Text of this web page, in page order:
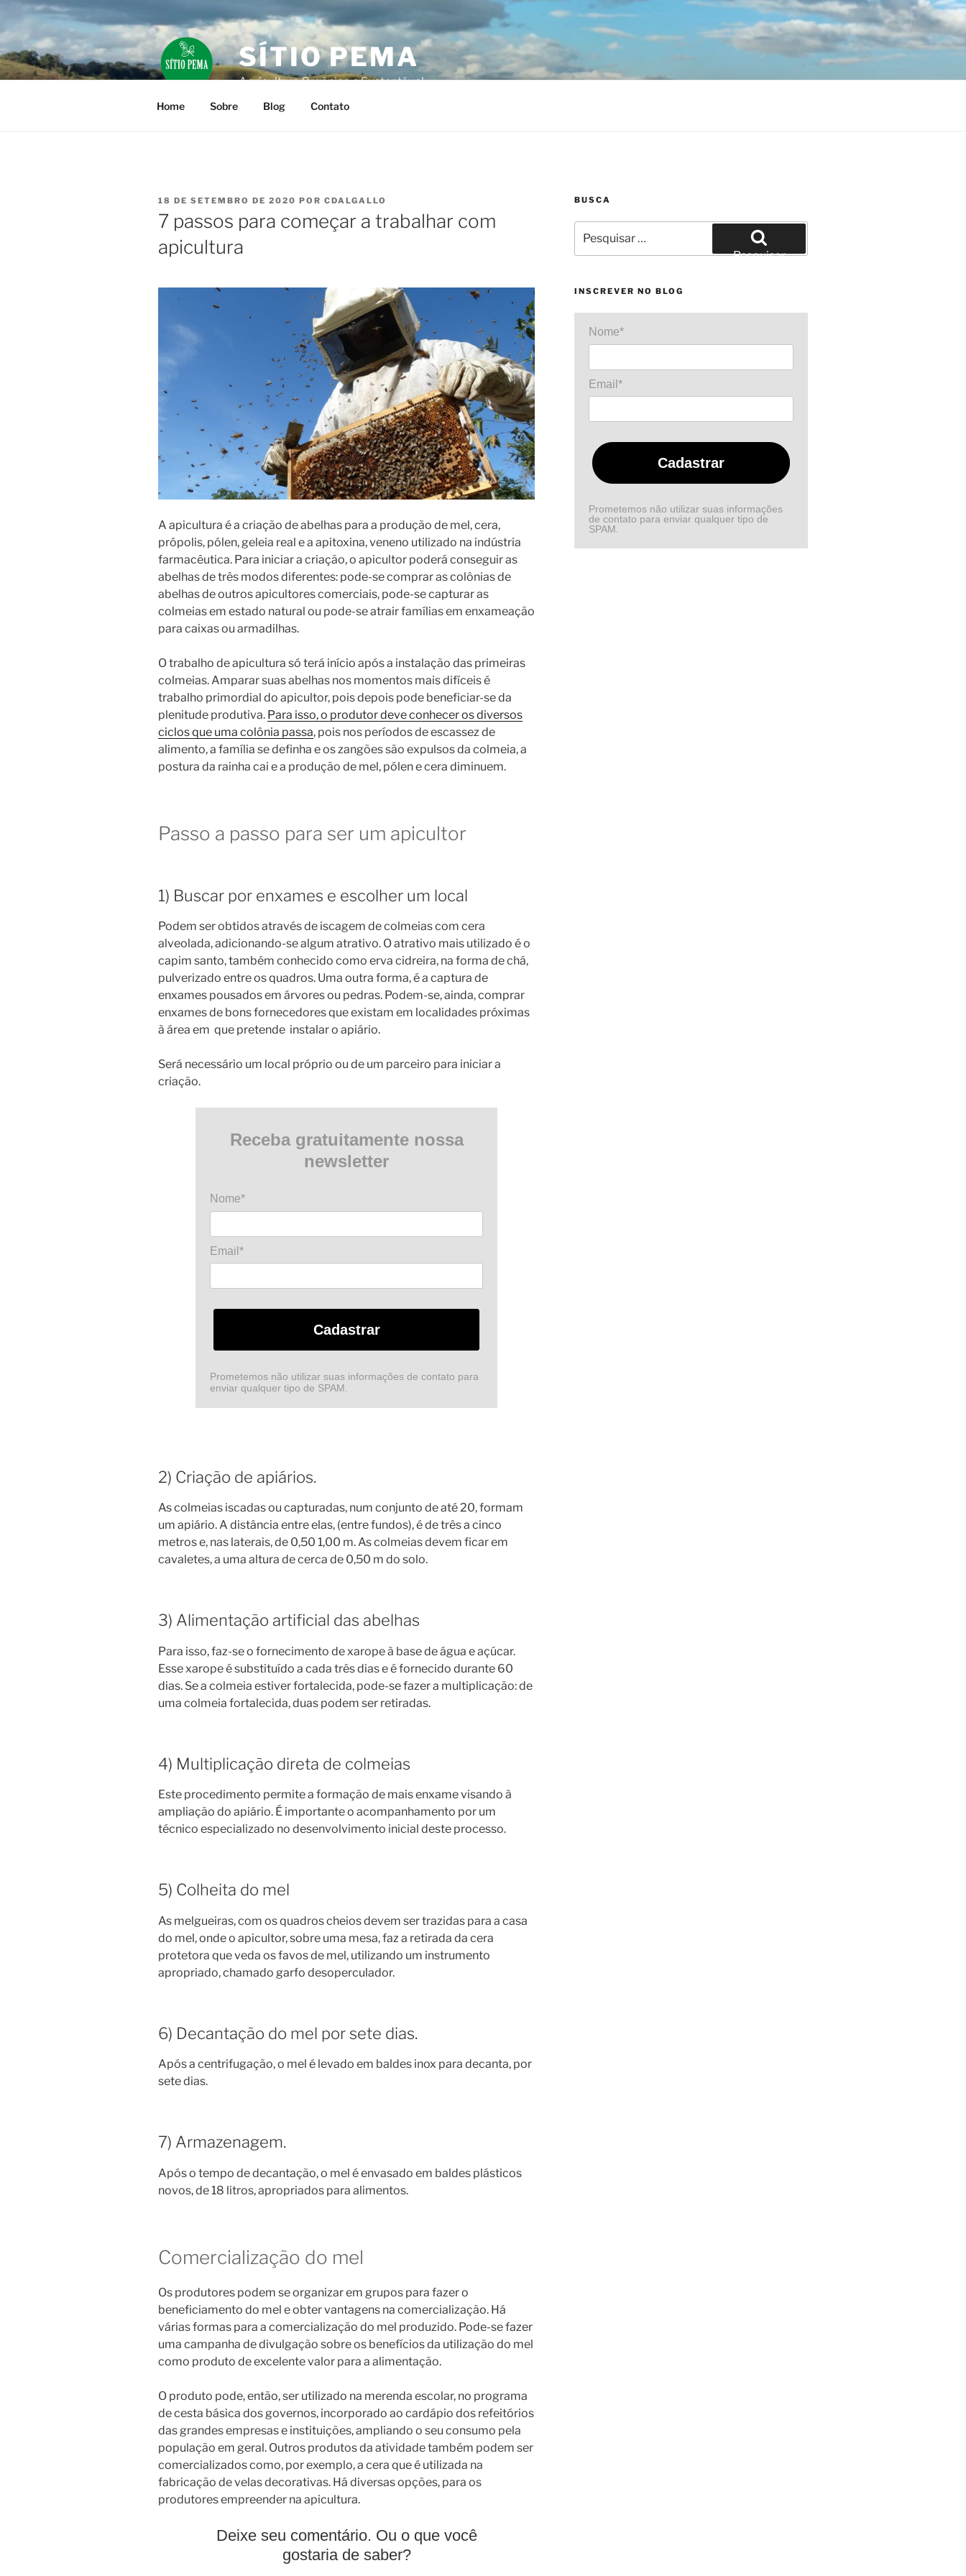
Pular
o
conteúdo
SÍTIO PEMA
Agricultura Orgânica e Sustentável
Home Sobre Blog Contato
PUBLICADO
EM
18 DE SETEMBRO DE 2020 POR CDALGALLO
7 passos para começar a trabalhar com
apicultura
A apicultura é a criação de abelhas para a produção de mel, cera,
própolis, pólen, geleia real e a apitoxina, veneno utilizado na indústria
farmacêutica. Para iniciar a criação, o apicultor poderá conseguir as
abelhas de três modos diferentes: pode-se comprar as colônias de
abelhas de outros apicultores comerciais, pode-se capturar as
colmeias em estado natural ou pode-se atrair famílias em enxameação
para caixas ou armadilhas.
O trabalho de apicultura só terá início após a instalação das primeiras
colmeias. Amparar suas abelhas nos momentos mais difíceis é
trabalho primordial do apicultor, pois depois pode beneficiar-se da
plenitude produtiva. Para isso, o produtor deve conhecer os diversos
ciclos que uma colônia passa, pois nos períodos de escassez de
alimento, a família se definha e os zangões são expulsos da colmeia, a
postura da rainha cai e a produção de mel, pólen e cera diminuem.
Passo a passo para ser um apicultor
1) Buscar por enxames e escolher um local
Podem ser obtidos através de iscagem de colmeias com cera
alveolada, adicionando-se algum atrativo. O atrativo mais utilizado é o
capim santo, também conhecido como erva cidreira, na forma de chá,
pulverizado entre os quadros. Uma outra forma, é a captura de
enxames pousados em árvores ou pedras. Podem-se, ainda, comprar
enxames de bons fornecedores que existam em localidades próximas
à área em que pretende instalar o apiário.
Será necessário um local próprio ou de um parceiro para iniciar a
criação.
Receba gratuitamente nossa
newsletter
Nome*
Email*
Cadastrar
Prometemos não utilizar suas informações de contato para
enviar qualquer tipo de SPAM.
2) Criação de apiários.
As colmeias iscadas ou capturadas, num conjunto de até 20, formam
um apiário. A distância entre elas, (entre fundos), é de três a cinco
metros e, nas laterais, de 0,50 1,00 m. As colmeias devem ficar em
cavaletes, a uma altura de cerca de 0,50 m do solo.
3) Alimentação artificial das abelhas
Para isso, faz-se o fornecimento de xarope à base de água e açúcar.
Esse xarope é substituído a cada três dias e é fornecido durante 60
dias. Se a colmeia estiver fortalecida, pode-se fazer a multiplicação: de
uma colmeia fortalecida, duas podem ser retiradas.
4) Multiplicação direta de colmeias
Este procedimento permite a formação de mais enxame visando à
ampliação do apiário. É importante o acompanhamento por um
técnico especializado no desenvolvimento inicial deste processo.
5) Colheita do mel
As melgueiras, com os quadros cheios devem ser trazidas para a casa
do mel, onde o apicultor, sobre uma mesa, faz a retirada da cera
protetora que veda os favos de mel, utilizando um instrumento
apropriado, chamado garfo desoperculador.
6) Decantação do mel por sete dias.
Após a centrifugação, o mel é levado em baldes inox para decanta, por
sete dias.
7) Armazenagem.
Após o tempo de decantação, o mel é envasado em baldes plásticos
novos, de 18 litros, apropriados para alimentos.
Comercialização do mel
Os produtores podem se organizar em grupos para fazer o
beneficiamento do mel e obter vantagens na comercialização. Há
várias formas para a comercialização do mel produzido. Pode-se fazer
uma campanha de divulgação sobre os benefícios da utilização do mel
como produto de excelente valor para a alimentação.
O produto pode, então, ser utilizado na merenda escolar, no programa
de cesta básica dos governos, incorporado ao cardápio dos refeitórios
das grandes empresas e instituições, ampliando o seu consumo pela
população em geral. Outros produtos da atividade também podem ser
comercializados como, por exemplo, a cera que é utilizada na
fabricação de velas decorativas. Há diversas opções, para os
produtores empreender na apicultura.
Deixe seu comentário. Ou o que você
gostaria de saber?
BUSCA
por:
Pesquisar
INSCREVER NO BLOG
Nome*
Email*
Cadastrar
Prometemos não utilizar suas informações
de contato para enviar qualquer tipo de
SPAM.